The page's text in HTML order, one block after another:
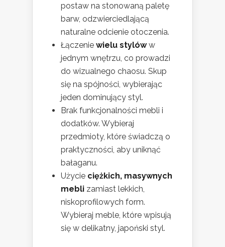
postaw na stonowaną paletę
barw, odzwierciedlającą
naturalne odcienie otoczenia.
Łączenie wielu stylóww
jednym wnętrzu, co prowadzi
do wizualnego chaosu. Skup
się na spójności, wybierając
jeden dominujący styl.
Brak funkcjonalności mebli i
dodatków. Wybieraj
przedmioty, które świadczą o
praktyczności, aby uniknąć
bałaganu.
Użycie ciężkich, masywnych
mebli zamiast lekkich,
niskoprofilowych form.
Wybieraj meble, które wpisują
się w delikatny, japoński styl.